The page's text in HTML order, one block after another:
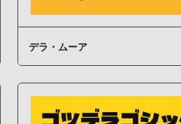
デラ・ムーア